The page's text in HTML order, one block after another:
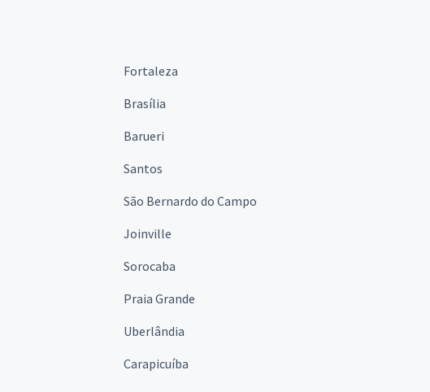
Fortaleza
Brasília
Barueri
Santos
São Bernardo do Campo
Joinville
Sorocaba
Praia Grande
Uberlândia
Carapicuíba